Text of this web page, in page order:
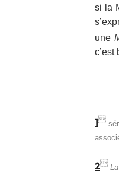
si la
une
c’est
1
2 La